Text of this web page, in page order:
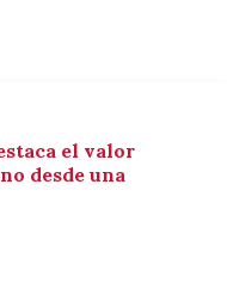
el valor
desde una